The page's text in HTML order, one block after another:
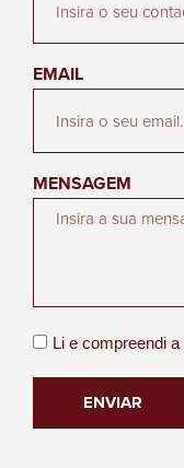
EMAIL
MENSAGEM
Li e compreendi a
ENVIAR